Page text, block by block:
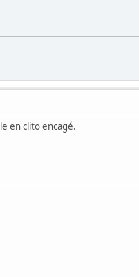
en clito encagé.